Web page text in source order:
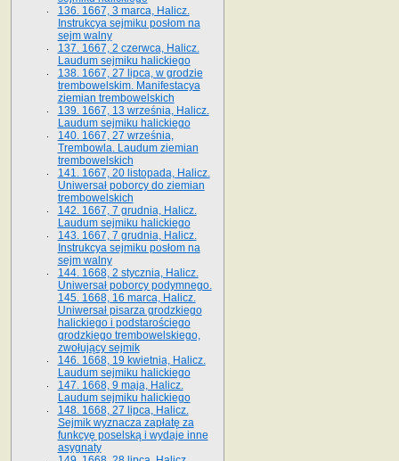
136. 1667, 3 marca, Halicz.
Instrukcya sejmiku posłom na
sejm walny
137. 1667, 2 czerwca, Halicz.
Laudum sejmiku halickiego
138. 1667, 27 lipca, w grodzie
trembowelskim. Manifestacya
ziemian trembowelskich
139. 1667, 13 września, Halicz.
Laudum sejmiku halickiego
140. 1667, 27 września,
Trembowla. Laudum ziemian
trembowelskich
141. 1667, 20 listopada, Halicz.
Uniwersał poborcy do ziemian
trembowelskich
142. 1667, 7 grudnia, Halicz.
Laudum sejmiku halickiego
143. 1667, 7 grudnia, Halicz.
Instrukcya sejmiku posłom na
sejm walny
144. 1668, 2 stycznia, Halicz.
Uniwersał poborcy podymnego.
145. 1668, 16 marca, Halicz.
Uniwersał pisarza grodzkiego
halickiego i podstarościego
grodzkiego trembowelskiego,
zwołujący sejmik
146. 1668, 19 kwietnia, Halicz.
Laudum sejmiku halickiego
147. 1668, 9 maja, Halicz.
Laudum sejmiku halickiego
148. 1668, 27 lipca, Halicz.
Sejmik wyznacza zapłatę za
funkcyę poselską i wydaje inne
asygnaty